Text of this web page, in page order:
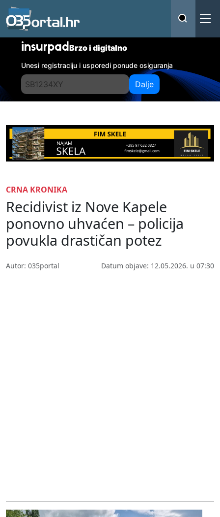
insurpadBrzo i digitalno
Unesi registraciju i usporedi ponude osiguranja
Dalje
CRNA KRONIKA
Recidivist iz Nove Kapele
ponovno uhvaćen – policija
povukla drastičan potez
Autor: 035portal Datum objave: 12.05.2026. u 07:30